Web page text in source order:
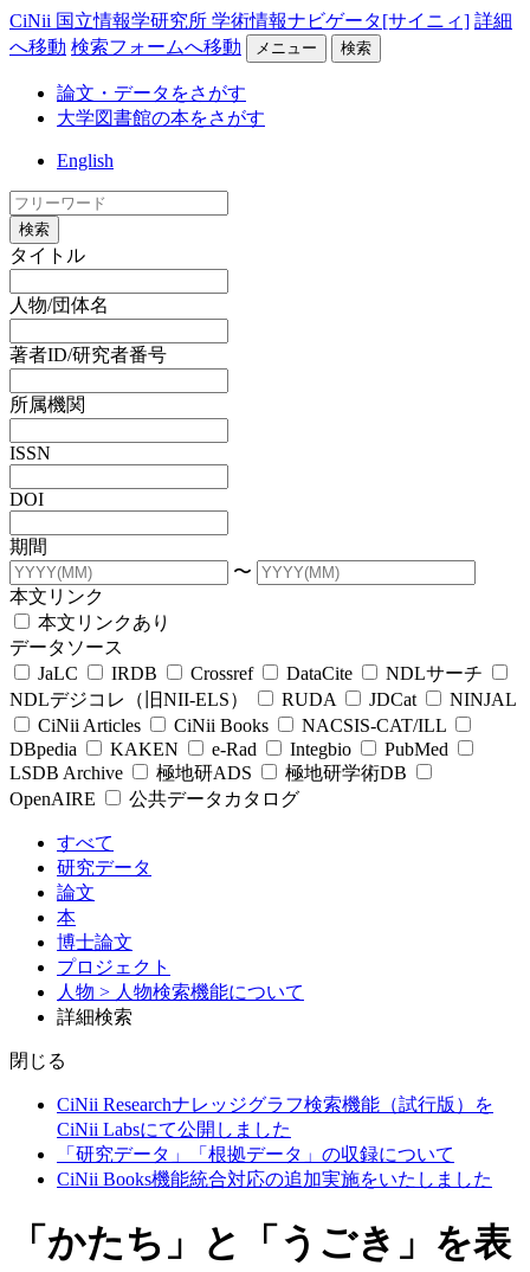
CiNii 国立情報学研究所 学術情報ナビゲータ[サイニィ] 詳細
へ移動 検索フォームへ移動 メニュー 検索
論文・データをさがす
大学図書館の本をさがす
English
検索
タイトル
人物/団体名
著者ID/研究者番号
所属機関
ISSN
DOI
期間
〜
本文リンク
本文リンクあり
データソース
JaLC
IRDB Crossref DataCite
NDLサーチ
NDLデジコレ（旧NII-ELS）
RUDA JDCat
NINJAL
CiNii Articles
CiNii Books
NACSIS-CAT/ILL
DBpedia
KAKEN e-Rad Integbio
PubMed
LSDB Archive
極地研ADS
極地研学術DB
OpenAIRE
公共データカタログ
すべて
研究データ
論文
本
博士論文
プロジェクト
人物 > 人物検索機能について
詳細検索
閉じる
CiNii Researchナレッジグラフ検索機能（試行版）を
CiNii Labsにて公開しました
「研究データ」「根拠データ」の収録について
CiNii Books機能統合対応の追加実施をいたしました
「かたち」と「うごき」を表